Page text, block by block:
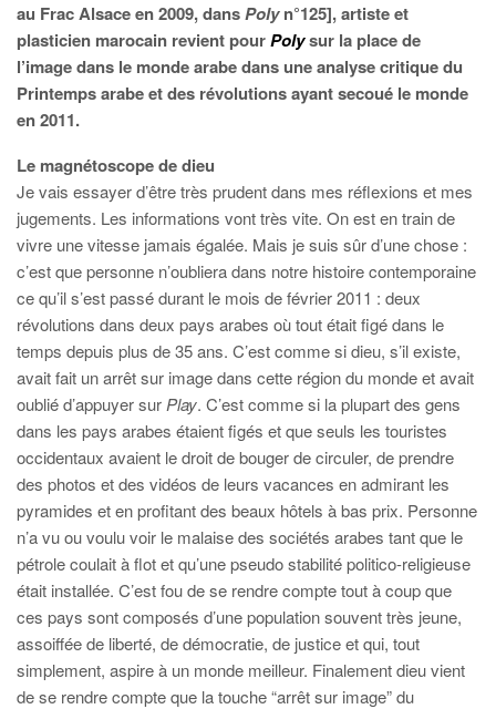
au Frac Alsace en 2009, dansPolyn°125], artiste et
plasticien marocain revient pourPolysur la place de
l’image dans le monde arabe dans une analyse critique du
Printemps arabe et des révolutions ayant secoué le monde
en 2011.
Le magnétoscope de dieu
Je vais essayer d’être très prudent dans mes réflexions et mes
jugements. Les informations vont très vite. On est en train de
vivre une vitesse jamais égalée. Mais je suis sûr d’une chose :
c’est que personne n’oubliera dans notre histoire contemporaine
ce qu’il s’est passé durant le mois de février 2011 : deux
révolutions dans deux pays arabes où tout était figé dans le
temps depuis plus de 35 ans. C’est comme si dieu, s’il existe,
avait fait un arrêt sur image dans cette région du monde et avait
oublié d’appuyer sur Play. C’est comme si la plupart des gens
dans les pays arabes étaient figés et que seuls les touristes
occidentaux avaient le droit de bouger de circuler, de prendre
des photos et des vidéos de leurs vacances en admirant les
pyramides et en profitant des beaux hôtels à bas prix. Personne
n’a vu ou voulu voir le malaise des sociétés arabes tant que le
pétrole coulait à flot et qu’une pseudo stabilité politico-religieuse
était installée. C’est fou de se rendre compte tout à coup que
ces pays sont composés d’une population souvent très jeune,
assoiffée de liberté, de démocratie, de justice et qui, tout
simplement, aspire à un monde meilleur. Finalement dieu vient
de se rendre compte que la touche “arrêt sur image” du